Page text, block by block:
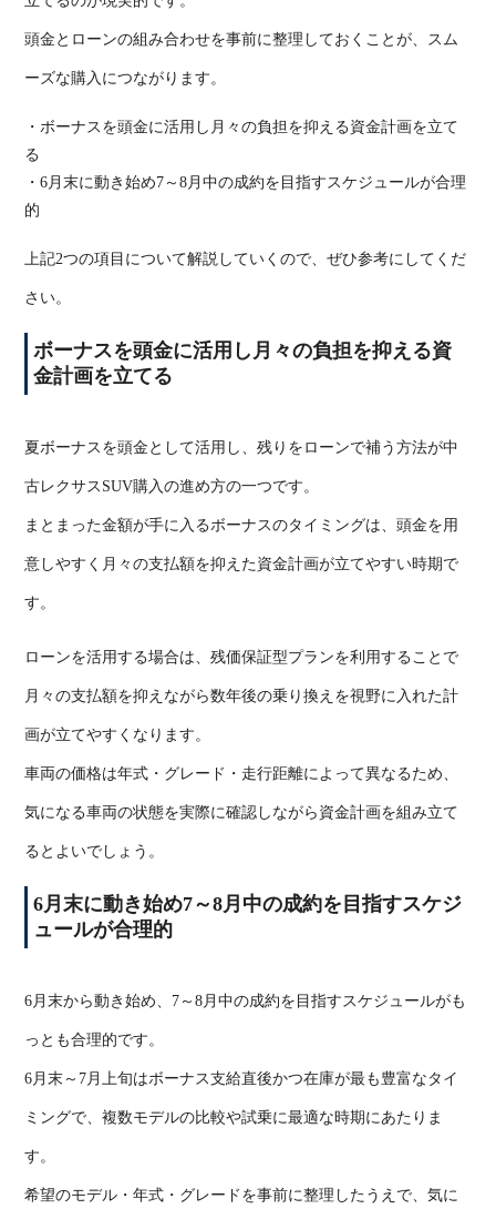
頭金とローンの組み合わせを事前に整理しておくことが、スム
ーズな購入につながります。
・ボーナスを頭金に活用し月々の負担を抑える資金計画を立て
る
・6 月末に動き始め7 ～8 月中の成約を目指すスケジュールが合理
的
上記2つの項目について解説していくので、ぜひ参考にしてくだ
さい。
ボーナスを頭金に活用し月々の負担を抑える資
金計画を立てる
夏ボーナスを頭金として活用し、残りをローンで補う方法が中
古レクサス SUV購入の進め方の一つです。
まとまった金額が手に入るボーナスのタイミングは、頭金を用
意しやすく月々の支払額を抑えた資金計画が立てやすい時期で
す。
ローンを活用する場合は、残価保証型プランを利用することで
月々の支払額を抑えながら数年後の乗り換えを視野に入れた計
画が立てやすくなります。
車両の価格は年式・グレード・走行距離によって異なるため、
気になる車両の状態を実際に確認しながら資金計画を組み立て
るとよいでしょう。
6月末に動き始め7～8月中の成約を目指すスケジ
ュールが合理的
6 月末から動き始め、 7 ～8 月中の成約を目指すスケジュールがも
っとも合理的です。
6 月末～ 7 月上旬はボーナス支給直後かつ在庫が最も豊富なタイ
ミングで、複数モデルの比較や試乗に最適な時期にあたりま
す。
希望のモデル・年式・グレードを事前に整理したうえで、気に